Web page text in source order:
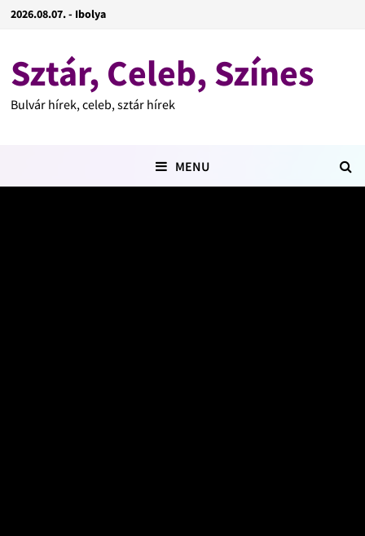
2026.08.07. - Ibolya
Sztár, Celeb, Színes
Bulvár hírek, celeb, sztár hírek
MENU